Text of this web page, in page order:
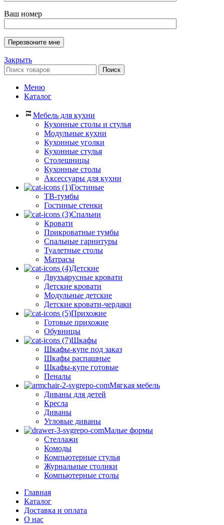
Ваш номер
Закрыть
Поиск
Меню
Каталог
Мебель для кухни
Кухонные столы и стулья
Модульные кухни
Кухонные уголки
Кухонные стулья
Столешницы
Кухонные столы
Аксессуары для кухни
Гостиные
ТВ-тумбы
Гостиные стенки
Спальни
Кровати
Прикроватные тумбы
Спальные гарнитуры
Туалетные столы
Матрасы
Детские
Двухъярусные кровати
Детские кровати
Модульные детские
Детские кровати-чердаки
Прихожие
Готовые прихожие
Обувницы
Шкафы
Шкафы-купе под заказ
Шкафы распашные
Шкафы-купе готовые
Пеналы
Мягкая мебель
Диваны для детей
Кресла
Диваны
Угловые диваны
Малые формы
Стеллажи
Комоды
Компьютерные стулья
Журнальные столики
Компьютерные столы
Главная
Каталог
Доставка и оплата
О нас